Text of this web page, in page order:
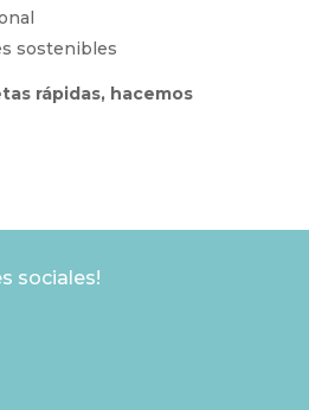
sostenibles
rápidas, hacemos
sociales!